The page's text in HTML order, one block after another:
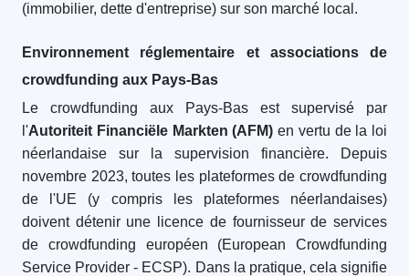
(immobilier, dette d'entreprise) sur son marché local.
Environnement réglementaire et associations de
crowdfunding aux Pays-Bas
Le crowdfunding aux Pays-Bas est supervisé par
l'Autoriteit Financiële Markten (AFM) en vertu de la loi
néerlandaise sur la supervision financière. Depuis
novembre 2023, toutes les plateformes de crowdfunding
de l'UE (y compris les plateformes néerlandaises)
doivent détenir une licence de fournisseur de services
de crowdfunding européen (European Crowdfunding
Service Provider - ECSP). Dans la pratique, cela signifie